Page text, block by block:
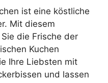
ist eine köstliche
Mit diesem
die Frische der
Kuchen
Ihre Liebsten mit
und lassen